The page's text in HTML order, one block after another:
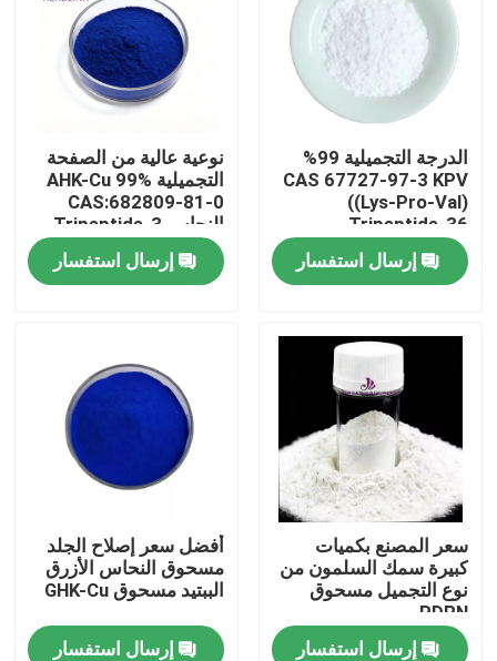
منتجات
أشرطة فيديو
معلومات عنا
الدرجة التجميلية 99%
CAS 67727-97-3 KPV
((Lys-Pro-Val)
Tripeptide-36
إرسال استفسار
نوعية عالية من الصفحة
التجميلية AHK-Cu 99%
CAS:682809-81-0
النحاس Tripeptide-3
الببتيد نمو الشعر
إرسال استفسار
سعر المصنع بكميات
كبيرة سمك السلمون من
نوع التجميل مسحوق
PDRN
إرسال استفسار
أفضل سعر إصلاح الجلد
مسحوق النحاس الأزرق
الببتيد مسحوق GHK-Cu
إرسال استفسار